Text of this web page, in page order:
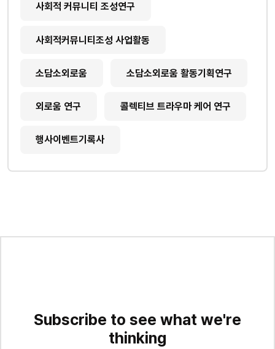
사회적 커뮤니티 조성연구
사회적커뮤니티조성 사업활동
소담소외로움 소담소외로움 활동기획연구
외로움 연구 콜렉티브 트라우마 케어 연구
행사이벤트기록사
Subscribe to see what we're
thinking